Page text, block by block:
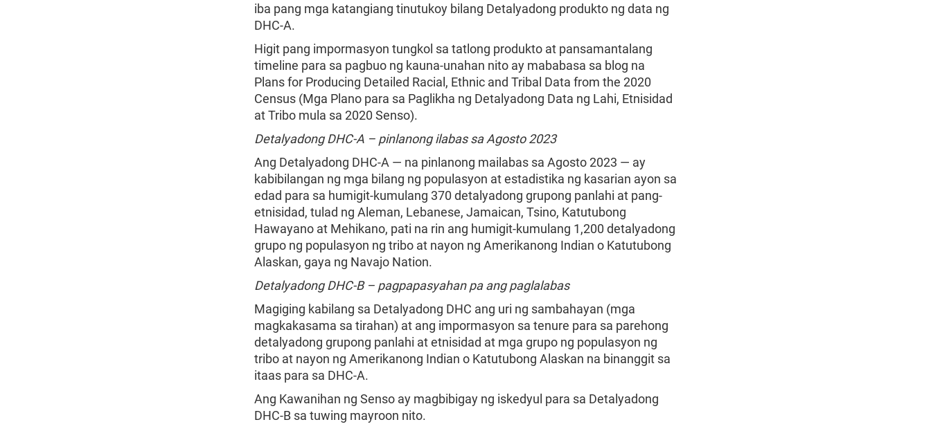
iba pang mga katangiang tinutukoy bilang Detalyadong produkto ng data ng
DHC-A.
Higit pang impormasyon tungkol sa tatlong produkto at pansamantalang
timeline para sa pagbuo ng kauna-unahan nito ay mababasa sa blog na
Plans for Producing Detailed Racial, Ethnic and Tribal Data from the 2020
Census (Mga Plano para sa Paglikha ng Detalyadong Data ng Lahi, Etnisidad
at Tribo mula sa 2020 Senso).
Detalyadong DHC-A – pinlanong ilabas sa Agosto 2023
Ang Detalyadong DHC-A — na pinlanong mailabas sa Agosto 2023 — ay
kabibilangan ng mga bilang ng populasyon at estadistika ng kasarian ayon sa
edad para sa humigit-kumulang 370 detalyadong grupong panlahi at pang-
etnisidad, tulad ng Aleman, Lebanese, Jamaican, Tsino, Katutubong
Hawayano at Mehikano, pati na rin ang humigit-kumulang 1,200 detalyadong
grupo ng populasyon ng tribo at nayon ng Amerikanong Indian o Katutubong
Alaskan, gaya ng Navajo Nation.
Detalyadong DHC-B – pagpapasyahan pa ang paglalabas
Magiging kabilang sa Detalyadong DHC ang uri ng sambahayan (mga
magkakasama sa tirahan) at ang impormasyon sa tenure para sa parehong
detalyadong grupong panlahi at etnisidad at mga grupo ng populasyon ng
tribo at nayon ng Amerikanong Indian o Katutubong Alaskan na binanggit sa
itaas para sa DHC-A.
Ang Kawanihan ng Senso ay magbibigay ng iskedyul para sa Detalyadong
DHC-B sa tuwing mayroon nito.